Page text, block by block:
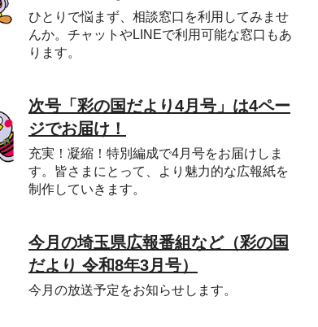
ひとりで悩まず、相談窓口を利用してみませ
んか。チャットやLINEで利用可能な窓口もあ
ります。
次号「彩の国だより4月号」は4ペー
ジでお届け！
充実！凝縮！特別編成で4月号をお届けしま
す。皆さまにとって、より魅力的な広報紙を
制作していきます。
今月の埼玉県広報番組など（彩の国
だより 令和8年3月号）
今月の放送予定をお知らせします。